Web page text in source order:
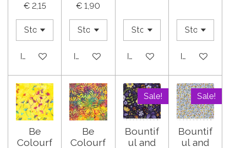
€ 2,15
In winkelwagen
€ 1,90
In winkelwagenIn winkelwagenIn
Be
Colourf
Be
Colourf
Sale!
Bountif
ul and
Sale!
Bountif
ul and